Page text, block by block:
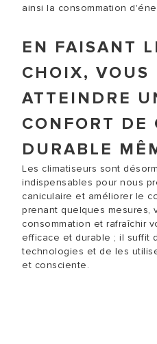
ainsi la consommation
EN FAISANT
CHOIX, VOUS
ATTEINDRE
CONFORT DE
DURABLE
Les climatiseurs sont
indispensables pour nous
caniculaire et améliorer le
prenant quelques mesures,
consommation et rafraîchir
efficace et durable ; il suffit
technologies et de les
et consciente.